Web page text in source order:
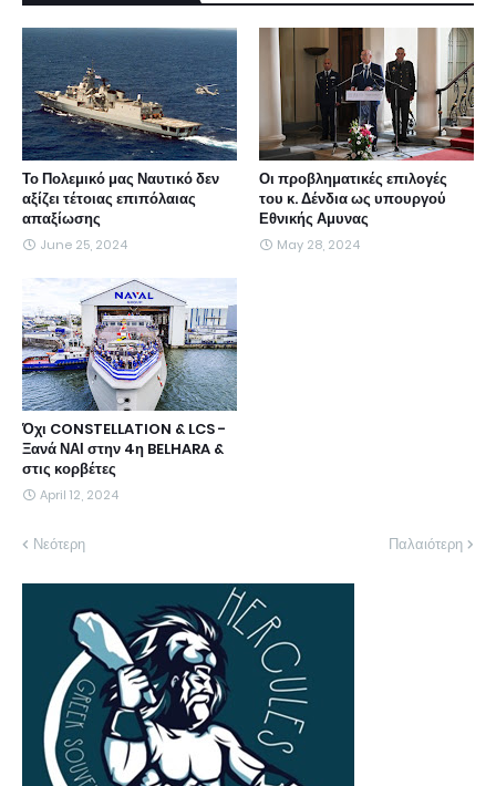
Το Πολεμικό μας Ναυτικό δεν
αξίζει τέτοιας επιπόλαιας
απαξίωσης
June 25, 2024
Οι προβληματικές επιλογές
του κ. Δένδια ως υπουργού
Εθνικής Αμυνας
May 28, 2024
Όχι CONSTELLATION & LCS -
Ξανά ΝΑΙ στην 4η BELHARA &
στις κορβέτες
April 12, 2024
Νεότερη Παλαιότερη